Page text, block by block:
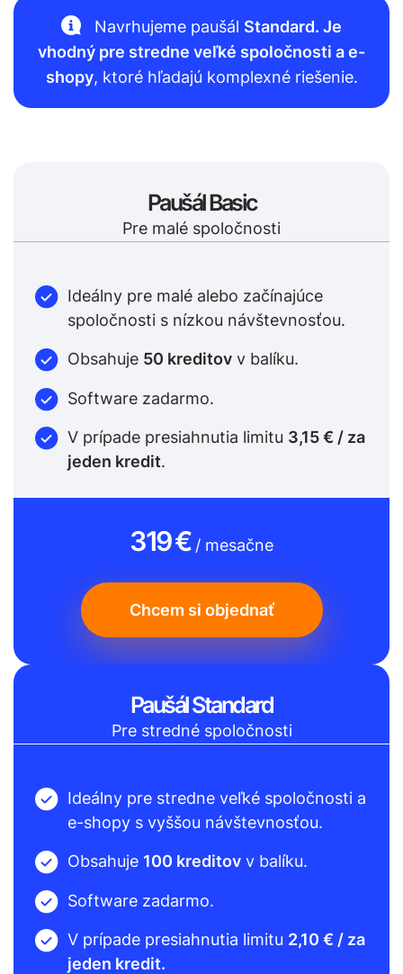
Navrhujeme paušál Standard. Je
vhodný pre stredne veľké spoločnosti a e-
shopy, ktoré hľadajú komplexné riešenie.
Paušál Basic
Pre malé spoločnosti
Ideálny pre malé alebo začínajúce
spoločnosti s nízkou návštevnosťou.
Obsahuje 50 kreditov v balíku.
Software zadarmo.
V prípade presiahnutia limitu 3,15 € / za
jeden kredit.
319 € / mesačne
Chcem si objednať
Paušál Standard
Pre stredné spoločnosti
Ideálny pre stredne veľké spoločnosti a
e-shopy s vyššou návštevnosťou.
Obsahuje 100 kreditov v balíku.
Software zadarmo.
V prípade presiahnutia limitu 2,10 € / za
jeden kredit.